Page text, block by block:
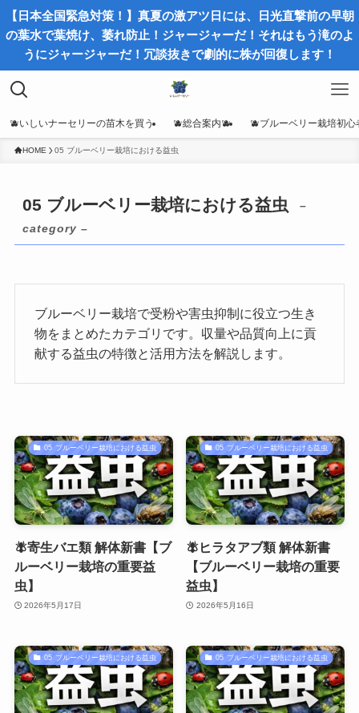
【日本全国緊急対策！】真夏の激アツ日には、日光直撃前の早朝
の葉水で葉焼け、萎れ防止！ジャージャーだ！それはもう滝のよ
うにジャージャーだ！冗談抜きで劇的に株が回復します！
🫐いしいナーセリーの苗木を買う 🫐総合案内🫐 🫐ブルーベリー栽培初心
HOME 05 ブルーベリー栽培における益虫
05 ブルーベリー栽培における益虫
–
category –
ブルーベリー栽培で受粉や害虫抑制に役立つ生き
物をまとめたカテゴリです。収量や品質向上に貢
献する益虫の特徴と活用方法を解説します。
05 ブルーベリー栽培における益虫
🪰寄生バエ類 解体新書【ブ
ルーベリー栽培の重要益
虫】
2026年5月17日
05 ブルーベリー栽培における益虫
🪰ヒラタアブ類 解体新書
【ブルーベリー栽培の重要
益虫】
2026年5月16日
05 ブルーベリー栽培における益虫 05 ブルーベリー栽培における益虫